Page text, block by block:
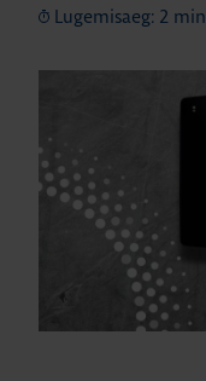
Lugemisaeg: 2 min